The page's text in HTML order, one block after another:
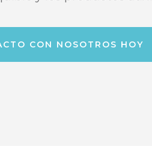
CON NOSOTROS HOY